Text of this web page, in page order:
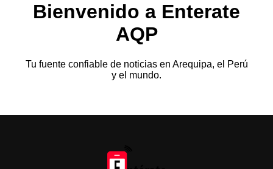
Bienvenido a Enterate
AQP
Tu fuente confiable de noticias en Arequipa, el Perú
y el mundo.